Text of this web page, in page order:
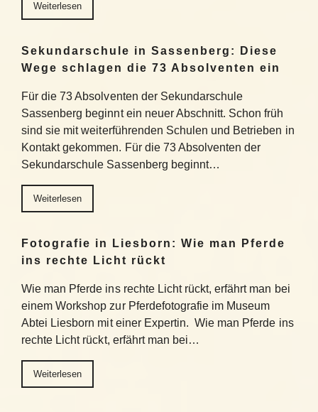
Weiterlesen
Sekundarschule in Sassenberg: Diese
Wege schlagen die 73 Absolventen ein
Für die 73 Absolventen der Sekundarschule
Sassenberg beginnt ein neuer Abschnitt. Schon früh
sind sie mit weiterführenden Schulen und Betrieben in
Kontakt gekommen. Für die 73 Absolventen der
Sekundarschule Sassenberg beginnt…
Weiterlesen
Fotografie in Liesborn: Wie man Pferde
ins rechte Licht rückt
Wie man Pferde ins rechte Licht rückt, erfährt man bei
einem Workshop zur Pferdefotografie im Museum
Abtei Liesborn mit einer Expertin. Wie man Pferde ins
rechte Licht rückt, erfährt man bei…
Weiterlesen